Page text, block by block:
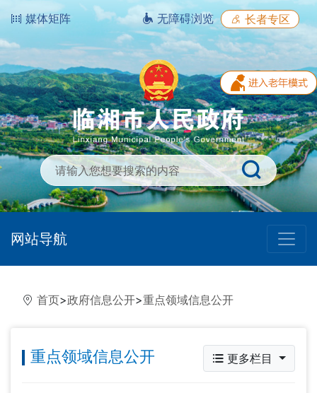
媒体矩阵 无障碍浏览 长者专区
网站导航
首页>政府信息公开>重点领域信息公开
重点领域信息公开 更多栏目